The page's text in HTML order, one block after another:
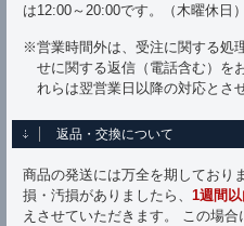
は12:00～20:00です。（木曜休日）
※営業時間外は、受注に関する処
せに関する返信（電話含む）を
れらは翌営業日以降の対応とさ
返品・交換について
商品の発送には万全を期しており
損・汚損がありましたら、 1週間
えさせていただきます。 この場